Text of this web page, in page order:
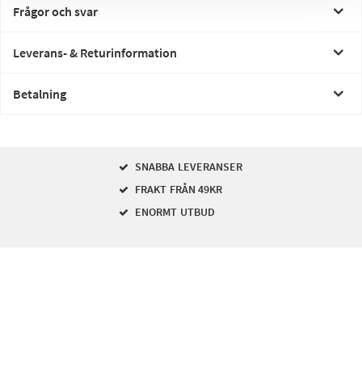
Frågor och svar
Leverans- & Returinformation
Betalning
SNABBA LEVERANSER
FRAKT FRÅN 49KR
ENORMT UTBUD